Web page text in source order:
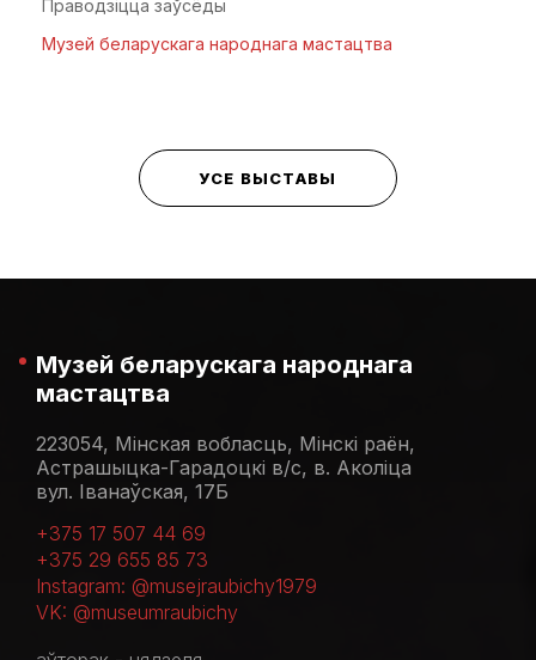
Праводзіцца заўсёды
Музей беларускага народнага мастацтва
УСЕ ВЫСТАВЫ
Музей беларускага народнага
мастацтва
223054, Мінская вобласць, Мінскі раён,
Астрашыцка-Гарадоцкі в/с, в. Аколіца
вул. Іванаўская, 17Б
+375 17 507 44 69
+375 29 655 85 73
Instagram: @musejraubichy1979
VK: @museumraubichy